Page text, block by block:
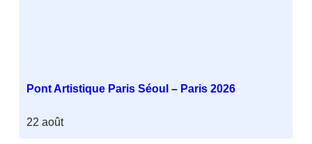
Pont Artistique Paris Séoul – Paris 2026
22 août